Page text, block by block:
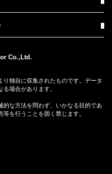
Co.,Ltd.
独自に収集されたものです。データ
場合があります。
な方法を問わず、いかなる目的であ
を行うことを固く禁じます。